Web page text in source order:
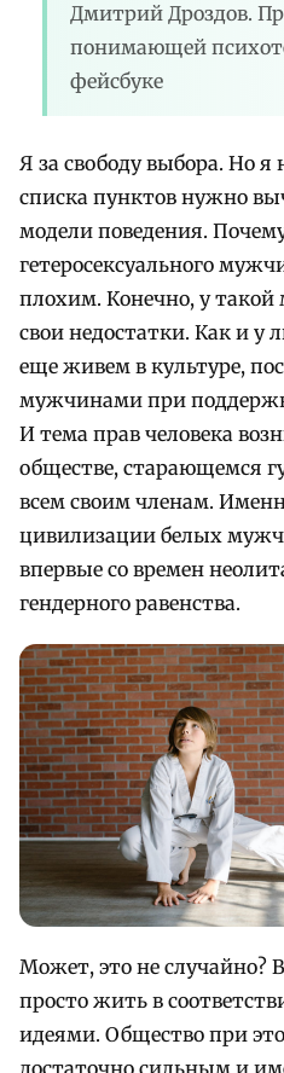
Дмитрий Дроздов.
понимающей
фейсбуке
Я за свободу выбора. Но
списка пунктов нужно
модели поведения.
гетеросексуального
плохим. Конечно, у такой
свои недостатки. Как и у
еще живем в культуре,
мужчинами при
И тема прав человека
обществе, старающемся
всем своим членам.
цивилизации белых
впервые со времен
гендерного равенства.
Может, это не случайно?
просто жить в
идеями. Общество при
достаточно сильным и